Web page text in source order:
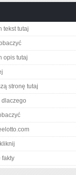
tekst tutaj
opis tutaj
stronę tutaj
dlaczego
fakty